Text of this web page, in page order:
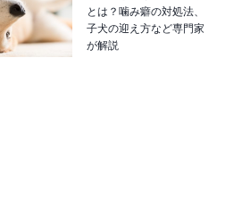
とは？噛み癖の対処法、
子犬の迎え方など専門家
が解説